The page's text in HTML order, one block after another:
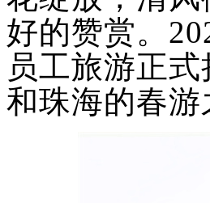
好的赞赏。
员工旅游正式
和珠海的春游